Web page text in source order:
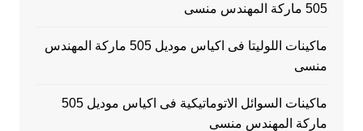
505 ماركة المهندس منسى
ماكينات اللوليتا فى اكياس موديل 505 ماركة المهندس
منسى
ماكينات السوائل الاتوماتيكية فى اكياس موديل 505
ماركة المهندس منسى